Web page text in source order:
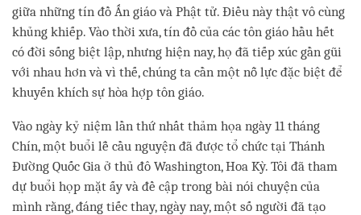
giữa những tín đồ Ấn giáo và Phật tử. Điều này thật vô cùng
khủng khiếp. Vào thời xưa, tín đồ của các tôn giáo hầu hết
có đời sống biệt lập, nhưng hiện nay, họ đã tiếp xúc gần gũi
với nhau hơn và vì thế, chúng ta cần một nỗ lực đặc biệt để
khuyến khích sự hòa hợp tôn giáo.
Vào ngày kỷ niệm lần thứ nhất thảm họa ngày 11 tháng
Chín, một buổi lễ cầu nguyện đã được tổ chức tại Thánh
Đường Quốc Gia ở thủ đô Washington, Hoa Kỳ. Tôi đã tham
dự buổi họp mặt ấy và đề cập trong bài nói chuyện của
mình rằng, đáng tiếc thay, ngày nay, một số người đã tạo